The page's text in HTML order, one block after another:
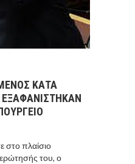
ΚΑΤΑ
στο πλαίσιο
του, ο